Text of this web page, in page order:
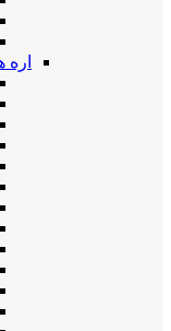
اره